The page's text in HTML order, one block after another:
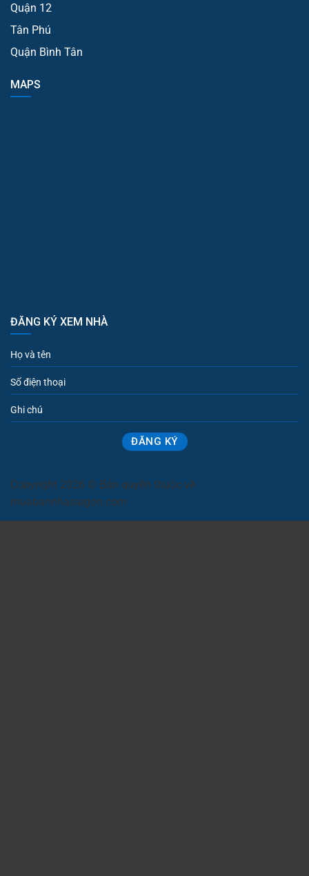
Quận 12
Tân Phú
Quận Bình Tân
MAPS
ĐĂNG KÝ XEM NHÀ
Copyright 2026 © Bản quyền thuộc về
muabannhasaigon.com